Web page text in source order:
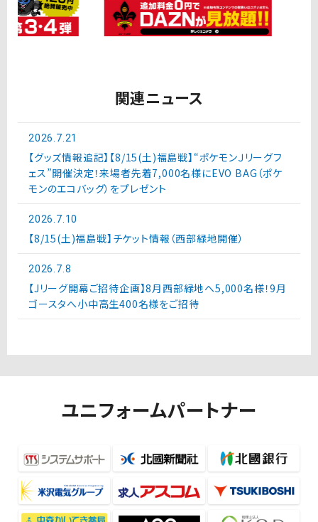
関連ニュース
2026.7.21
【グッズ情報追記】【8/15(土)福島戦】“ポケモンＪリーグフ
ェス”開催決定！来場者先着7,000名様にEVO BAG（ポケ
モンのエコバッグ）をプレゼント
2026.7.10
【8/15(土)福島戦】チケット情報（西部緑地開催）
2026.7.8
【Jリーグ開幕ご招待企画】8月西部緑地へ5,000名様！9月
ゴースタへ小中高生400名様をご招待
ユニフォームパートナー